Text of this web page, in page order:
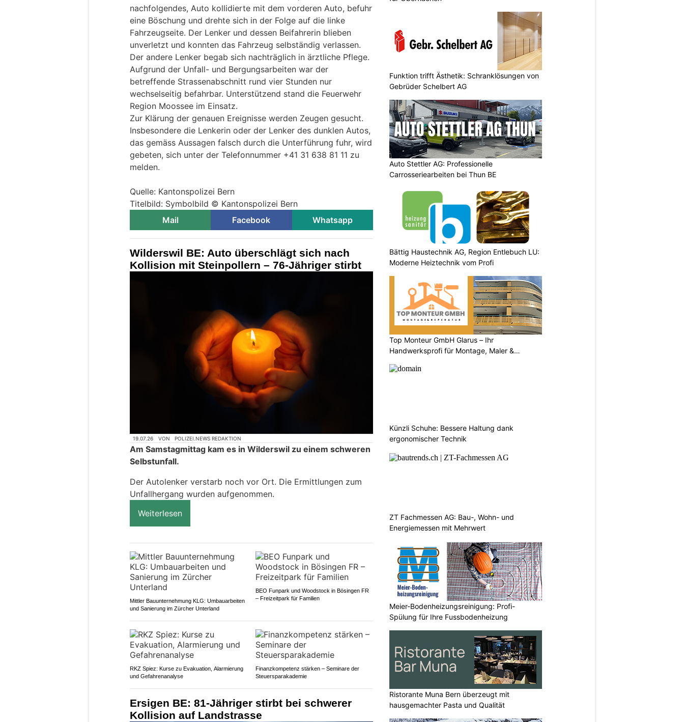
nachfolgendes, Auto kollidierte mit dem vorderen Auto, befuhr
eine Böschung und drehte sich in der Folge auf die linke
Fahrzeugseite. Der Lenker und dessen Beifahrerin blieben
unverletzt und konnten das Fahrzeug selbständig verlassen.
Der andere Lenker begab sich nachträglich in ärztliche Pflege.
Aufgrund der Unfall- und Bergungsarbeiten war der
betreffende Strassenabschnitt rund vier Stunden nur
wechselseitig befahrbar. Unterstützend stand die Feuerwehr
Region Moossee im Einsatz.
Zur Klärung der genauen Ereignisse werden Zeugen gesucht.
Insbesondere die Lenkerin oder der Lenker des dunklen Autos,
das gemäss Aussagen falsch durch die Unterführung fuhr, wird
gebeten, sich unter der Telefonnummer +41 31 638 81 11 zu
melden.
Quelle: Kantonspolizei Bern
Titelbild: Symbolbild © Kantonspolizei Bern
Mail
Facebook Whatsapp
Wilderswil BE: Auto überschlägt sich nach
Kollision mit Steinpollern – 76-Jähriger stirbt
19.07.26 VON POLIZEI.NEWS REDAKTION
Am Samstagmittag kam es in Wilderswil zu einem schweren
Selbstunfall.
Der Autolenker verstarb noch vor Ort. Die Ermittlungen zum
Unfallhergang wurden aufgenommen.
Weiterlesen
Mittler Bauunternehmung KLG: Umbauarbeiten
und Sanierung im Zürcher Unterland
BEO Funpark und Woodstock in Bösingen FR
– Freizeitpark für Familien
RKZ Spiez: Kurse zu Evakuation, Alarmierung
und Gefahrenanalyse
Finanzkompetenz stärken – Seminare der
Steuersparakademie
Ersigen BE: 81-Jähriger stirbt bei schwerer
Kollision auf Landstrasse
Funktion trifft Ästhetik: Schranklösungen von
Gebrüder Schelbert AG
Auto Stettler AG: Professionelle
Carrosseriearbeiten bei Thun BE
Bättig Haustechnik AG, Region Entlebuch LU:
Moderne Heiztechnik vom Profi
Top Monteur GmbH Glarus – Ihr
Handwerksprofi für Montage, Maler &
Künzli Schuhe: Bessere Haltung dank
ergonomischer Technik
ZT Fachmessen AG: Bau-, Wohn- und
Energiemessen mit Mehrwert
Meier-Bodenheizungsreinigung: Profi-
Spülung für Ihre Fussbodenheizung
Ristorante Muna Bern überzeugt mit
hausgemachter Pasta und Qualität